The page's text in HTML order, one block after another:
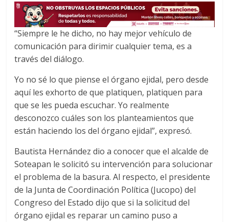
“Siempre le he dicho, no hay mejor vehículo de
comunicación para dirimir cualquier tema, es a
través del diálogo.
Yo no sé lo que piense el órgano ejidal, pero desde
aquí les exhorto de que platiquen, platiquen para
que se les pueda escuchar. Yo realmente
desconozco cuáles son los planteamientos que
están haciendo los del órgano ejidal”, expresó.
Bautista Hernández dio a conocer que el alcalde de
Soteapan le solicitó su intervención para solucionar
el problema de la basura. Al respecto, el presidente
de la Junta de Coordinación Política (Jucopo) del
Congreso del Estado dijo que si la solicitud del
órgano ejidal es reparar un camino puso a